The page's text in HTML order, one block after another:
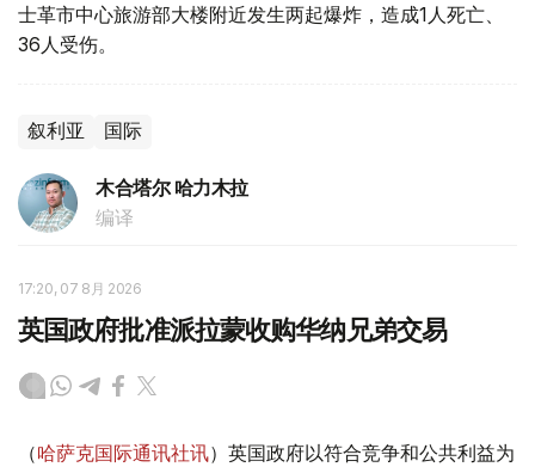
士革市中心旅游部大楼附近发生两起爆炸，造成1人死亡、
36人受伤。
叙利亚 国际
木合塔尔 哈力木拉
编译
17:20, 07 8月 2026
英国政府批准派拉蒙收购华纳兄弟交易
（哈萨克国际通讯社讯）英国政府以符合竞争和公共利益为